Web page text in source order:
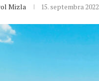
Mizla 15. septembra 2022